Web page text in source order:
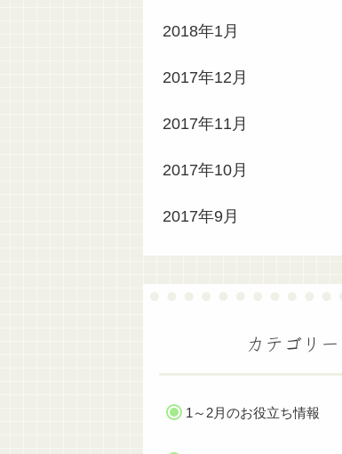
2018年1月
2017年12月
2017年11月
2017年10月
2017年9月
カテゴリー
1～2月のお役立ち情報